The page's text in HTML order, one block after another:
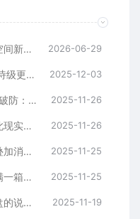
8-13 万家用 SUV 横评：4 台大空间新车，全家出行不挤不憋屈 2026-06-29
明年开始 你的刹车会迎来一波史诗级更新 2025-12-03
全新国产丰田RAV4荣放让美国人破防：屏幕大得多 还更便宜！ 2025-11-26
中国燃油车出口将反超日本：如此现实让日本人难以接受 2025-11-26
杭州实施新一轮汽车促消：补贴叠加消费券最高1.1万元 2025-11-25
年内第十跌！今晚油价下调：加满一箱少花2.5元 2025-11-25
魏建军：车企发布电动车专属底盘的说法 全部是谎言 2025-11-19